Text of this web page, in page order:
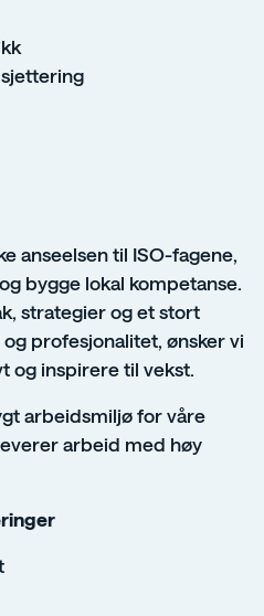
anseelsen til ISO-fagene,
bygge lokal kompetanse.
strategier og et stort
profesjonalitet, ønsker vi
og inspirere til vekst.
arbeidsmiljø for våre
arbeid med høy